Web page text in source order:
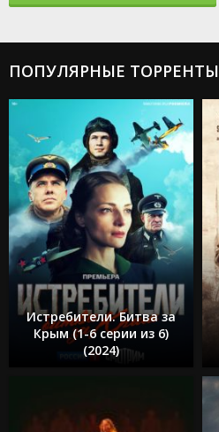
ПОПУЛЯРНЫЕ ТОРРЕНТЫ
Истребители. Битва за
Крым (1-6 серии из 6)
(2024)